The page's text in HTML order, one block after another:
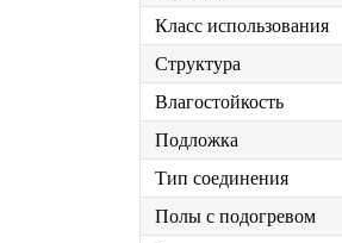
Класс использования
Структура
Влагостойкость
Подложка
Тип соединения
Полы с подогревом